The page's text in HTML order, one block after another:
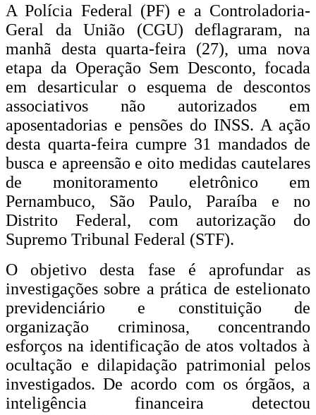
A Polícia Federal (PF) e a Controladoria-
Geral da União (CGU) deflagraram, na
manhã desta quarta-feira (27), uma nova
etapa da Operação Sem Desconto, focada
em desarticular o esquema de descontos
associativos não autorizados em
aposentadorias e pensões do INSS. A ação
desta quarta-feira cumpre 31 mandados de
busca e apreensão e oito medidas cautelares
de monitoramento eletrônico em
Pernambuco, São Paulo, Paraíba e no
Distrito Federal, com autorização do
Supremo Tribunal Federal (STF).
O objetivo desta fase é aprofundar as
investigações sobre a prática de estelionato
previdenciário e constituição de
organização criminosa, concentrando
esforços na identificação de atos voltados à
ocultação e dilapidação patrimonial pelos
investigados. De acordo com os órgãos, a
inteligência financeira detectou